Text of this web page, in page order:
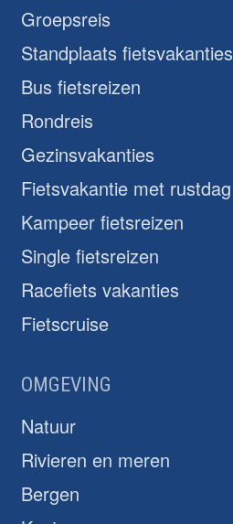
Groepsreis
Standplaats fietsvakanties
Bus fietsreizen
Rondreis
Gezinsvakanties
Fietsvakantie met rustdag
Kampeer fietsreizen
Single fietsreizen
Racefiets vakanties
Fietscruise
OMGEVING
Natuur
Rivieren en meren
Bergen